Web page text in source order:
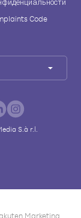
Code
S.à r.l.
Marketing